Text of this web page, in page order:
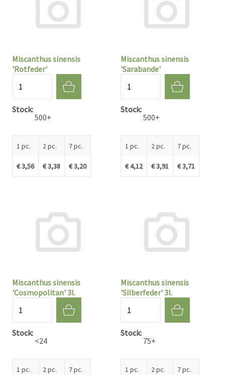
Miscanthus sinensis
'Rotfeder'
Stock
500+
1 pc.
€ 3,56
2 pc.
€ 3,38
7 pc.
€ 3,20
Miscanthus sinensis
'Sarabande'
Stock
500+
1 pc.
€ 4,12
2 pc.
€ 3,91
7 pc.
€ 3,71
Miscanthus sinensis
'Cosmopolitan' 3l.
Stock
<24
1 pc. 2 pc. 7 pc.
Miscanthus sinensis
'Silberfeder' 3l.
Stock
75+
1 pc. 2 pc. 7 pc.